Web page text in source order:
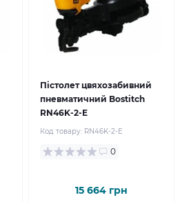
Пістолет цвяхозабивний
пневматичний Bostitch
RN46K-2-E
Код товару: RN46K-2-E
0
15 664 грн